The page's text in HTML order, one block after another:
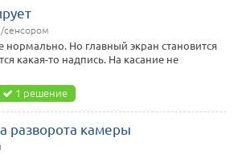
сенсором
нормально. Но главный экран становится
какая-то надпись. На касание не
1 решение
разворота камеры